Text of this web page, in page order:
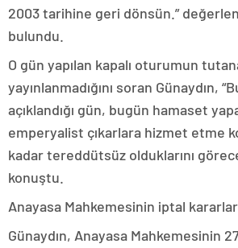
2003 tarihine geri dönsün.”
bulundu.
O gün yapılan kapalı oturumun
yayınlanmadığını soran Günaydın,
açıklandığı gün, bugün hamaset
emperyalist çıkarlara hizmet etme
kadar tereddütsüz olduklarını
konuştu.
Anayasa Mahkemesinin iptal
Günaydın, Anayasa Mahkemesinin